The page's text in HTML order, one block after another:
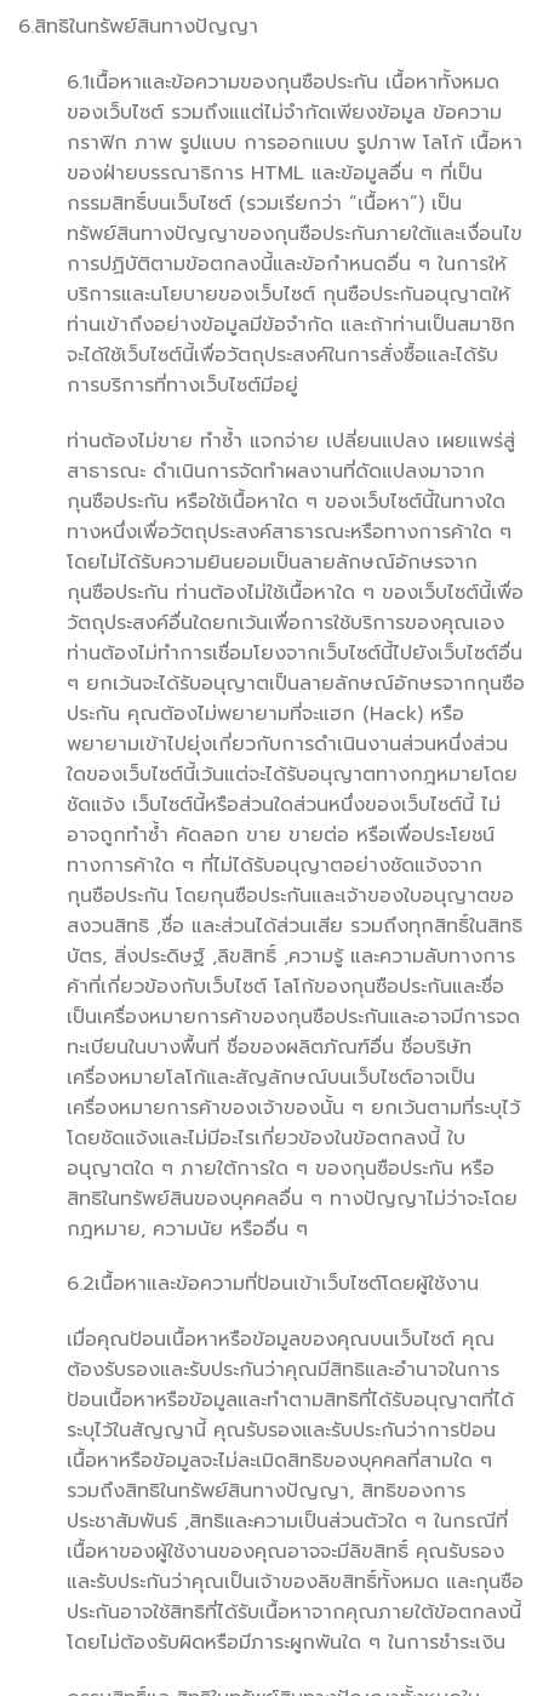
6.สิทธิในทรัพย์สินทางปัญญา
6.1เนื้อหาและข้อความของกุนซือประกัน เนื้อหาทั้งหมด
ของเว็บไซต์ รวมถึงแแต่ไม่จำกัดเพียงข้อมูล ข้อความ
กราฟิก ภาพ รูปแบบ การออกแบบ รูปภาพ โลโก้ เนื้อหา
ของฝ่ายบรรณาธิการ HTML และข้อมูลอื่น ๆ ที่เป็น
กรรมสิทธิ์บนเว็บไซต์ (รวมเรียกว่า “เนื้อหา”) เป็น
ทรัพย์สินทางปัญญาของกุนซือประกันภายใต้และเงื่อนไข
การปฏิบัติตามข้อตกลงนี้และข้อกำหนดอื่น ๆ ในการให้
บริการและนโยบายของเว็บไซต์ กุนซือประกันอนุญาตให้
ท่านเข้าถึงอย่างข้อมูลมีข้อจำกัด และถ้าท่านเป็นสมาชิก
จะได้ใช้เว็บไซต์นี้เพื่อวัตถุประสงค์ในการสั่งซื้อและได้รับ
การบริการที่ทางเว็บไซต์มีอยู่
ท่านต้องไม่ขาย ทำซ้ำ แจกจ่าย เปลี่ยนแปลง เผยแพร่สู่
สาธารณะ ดำเนินการจัดทำผลงานที่ดัดแปลงมาจาก
กุนซือประกัน หรือใช้เนื้อหาใด ๆ ของเว็บไซต์นี้ในทางใด
ทางหนึ่งเพื่อวัตถุประสงค์สาธารณะหรือทางการค้าใด ๆ
โดยไม่ได้รับความยินยอมเป็นลายลักษณ์อักษรจาก
กุนซือประกัน ท่านต้องไม่ใช้เนื้อหาใด ๆ ของเว็บไซต์นี้เพื่อ
วัตถุประสงค์อื่นใดยกเว้นเพื่อการใช้บริการของคุณเอง
ท่านต้องไม่ทำการเชื่อมโยงจากเว็บไซต์นี้ไปยังเว็บไซต์อื่น
ๆ ยกเว้นจะได้รับอนุญาตเป็นลายลักษณ์อักษรจากกุนซือ
ประกัน คุณต้องไม่พยายามที่จะแฮก (Hack) หรือ
พยายามเข้าไปยุ่งเกี่ยวกับการดำเนินงานส่วนหนึ่งส่วน
ใดของเว็บไซต์นี้เว้นแต่จะได้รับอนุญาตทางกฎหมายโดย
ชัดแจ้ง เว็บไซต์นี้หรือส่วนใดส่วนหนึ่งของเว็บไซต์นี้ ไม่
อาจถูกทำซ้ำ คัดลอก ขาย ขายต่อ หรือเพื่อประโยชน์
ทางการค้าใด ๆ ที่ไม่ได้รับอนุญาตอย่างชัดแจ้งจาก
กุนซือประกัน โดยกุนซือประกันและเจ้าของใบอนุญาตขอ
สงวนสิทธิ ,ชื่อ และส่วนได้ส่วนเสีย รวมถึงทุกสิทธิ์ในสิทธิ
บัตร, สิ่งประดิษฐ์ ,ลิขสิทธิ์ ,ความรู้ และความลับทางการ
ค้าที่เกี่ยวข้องกับเว็บไซต์ โลโก้ของกุนซือประกันและชื่อ
เป็นเครื่องหมายการค้าของกุนซือประกันและอาจมีการจด
ทะเบียนในบางพื้นที่ ชื่อของผลิตภัณฑ์อื่น ชื่อบริษัท
เครื่องหมายโลโก้และสัญลักษณ์บนเว็บไซต์อาจเป็น
เครื่องหมายการค้าของเจ้าของนั้น ๆ ยกเว้นตามที่ระบุไว้
โดยชัดแจ้งและไม่มีอะไรเกี่ยวข้องในข้อตกลงนี้ ใบ
อนุญาตใด ๆ ภายใต้การใด ๆ ของกุนซือประกัน หรือ
สิทธิในทรัพย์สินของบุคคลอื่น ๆ ทางปัญญาไม่ว่าจะโดย
กฎหมาย, ความนัย หรืออื่น ๆ
6.2เนื้อหาและข้อความที่ป้อนเข้าเว็บไซต์โดยผู้ใช้งาน
เมื่อคุณป้อนเนื้อหาหรือข้อมูลของคุณบนเว็บไซต์ คุณ
ต้องรับรองและรับประกันว่าคุณมีสิทธิและอำนาจในการ
ป้อนเนื้อหาหรือข้อมูลและทำตามสิทธิที่ได้รับอนุญาตที่ได้
ระบุไว้ในสัญญานี้ คุณรับรองและรับประกันว่าการป้อน
เนื้อหาหรือข้อมูลจะไม่ละเมิดสิทธิของบุคคลที่สามใด ๆ
รวมถึงสิทธิในทรัพย์สินทางปัญญา, สิทธิของการ
ประชาสัมพันธ์ ,สิทธิและความเป็นส่วนตัวใด ๆ ในกรณีที่
เนื้อหาของผู้ใช้งานของคุณอาจจะมีลิขสิทธิ์ คุณรับรอง
และรับประกันว่าคุณเป็นเจ้าของลิขสิทธิ์ทั้งหมด และกุนซือ
ประกันอาจใช้สิทธิที่ได้รับเนื้อหาจากคุณภายใต้ข้อตกลงนี้
โดยไม่ต้องรับผิดหรือมีภาระผูกพันใด ๆ ในการชำระเงิน